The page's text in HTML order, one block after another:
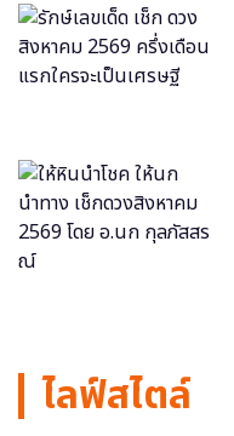
ไลฟ์สไตล์